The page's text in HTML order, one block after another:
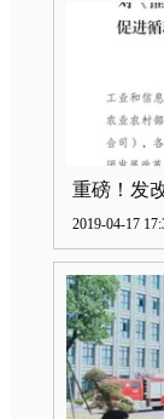
2019-04-17